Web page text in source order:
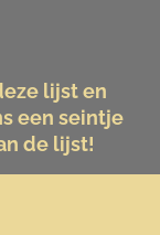
lijst en
een seintje
de lijst!